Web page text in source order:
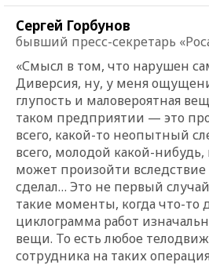
Сергей Горбунов
бывший пресс-секретарь
«Смысл в том, что нарушен
Диверсия, ну, у меня
глупость и маловероятная
таком предприятии — это
всего, какой-то неопытный
всего, молодой какой-
может произойти вследствие
сделал… Это не первый
такие моменты, когда что-то
циклограмма работ
вещи. То есть любое
сотрудника на таких